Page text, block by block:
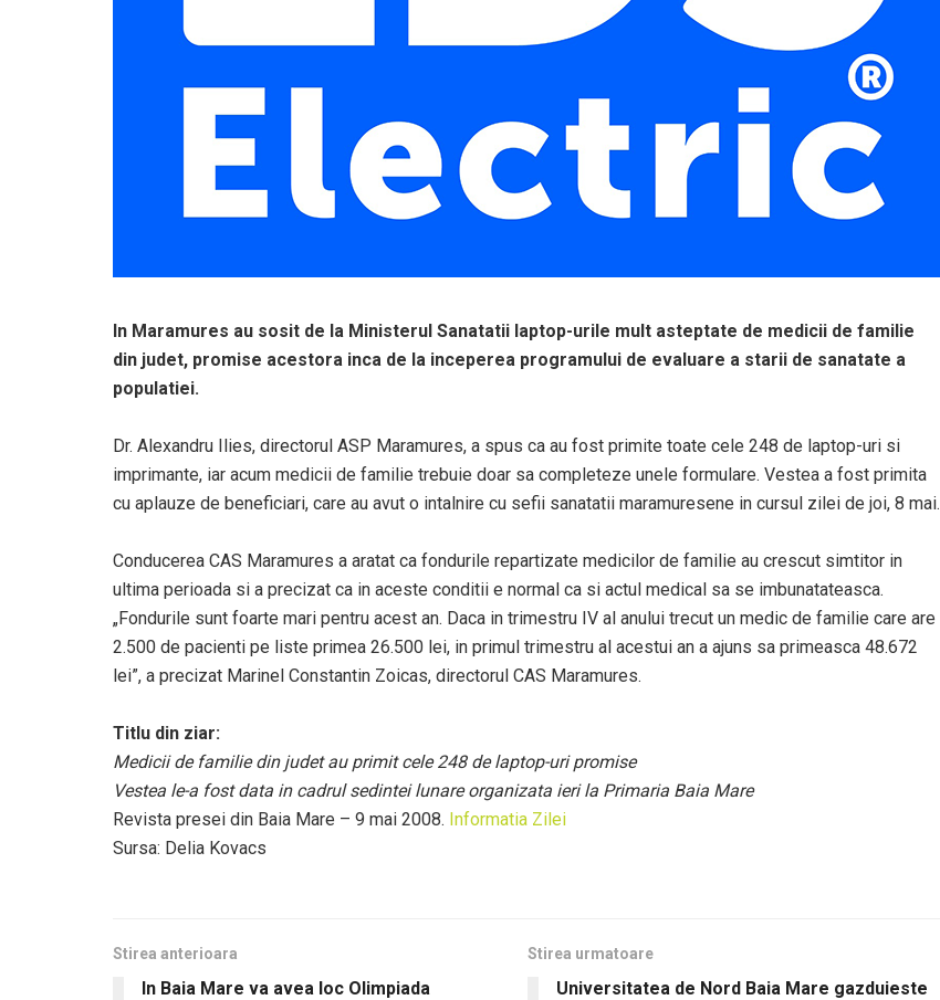
In Maramures au sosit de la Ministerul Sanatatii laptop-urile mult asteptate de medicii de familie
din judet, promise acestora inca de la inceperea programului de evaluare a starii de sanatate a
populatiei.
Dr. Alexandru Ilies, directorul ASP Maramures, a spus ca au fost primite toate cele 248 de laptop-uri si
imprimante, iar acum medicii de familie trebuie doar sa completeze unele formulare. Vestea a fost primita
cu aplauze de beneficiari, care au avut o intalnire cu sefii sanatatii maramuresene in cursul zilei de joi, 8 mai.
Conducerea CAS Maramures a aratat ca fondurile repartizate medicilor de familie au crescut simtitor in
ultima perioada si a precizat ca in aceste conditii e normal ca si actul medical sa se imbunatateasca.
„Fondurile sunt foarte mari pentru acest an. Daca in trimestru IV al anului trecut un medic de familie care are
2.500 de pacienti pe liste primea 26.500 lei, in primul trimestru al acestui an a ajuns sa primeasca 48.672
lei”, a precizat Marinel Constantin Zoicas, directorul CAS Maramures.
Titlu din ziar:
Medicii de familie din judet au primit cele 248 de laptop-uri promise
Vestea le-a fost data in cadrul sedintei lunare organizata ieri la Primaria Baia Mare
Revista presei din Baia Mare – 9 mai 2008. Informatia Zilei
Sursa: Delia Kovacs
Stirea anterioara
In Baia Mare va avea loc Olimpiada
Stirea urmatoare
Universitatea de Nord Baia Mare gazduieste